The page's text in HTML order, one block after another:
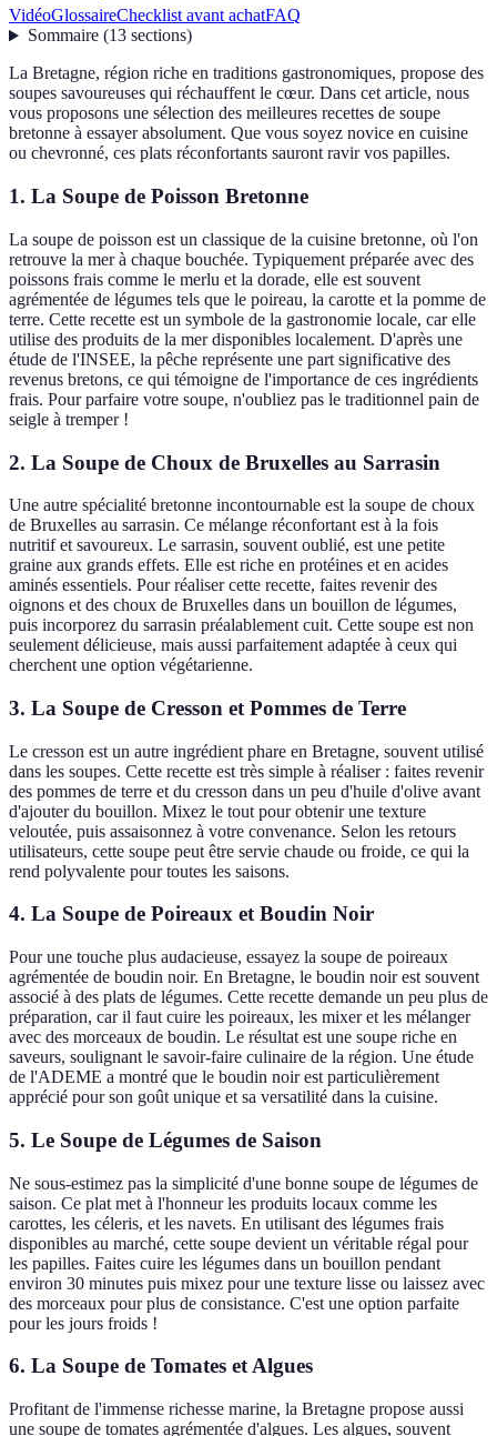
VidéoGlossaireChecklist avant achatFAQ
Sommaire(13 sections)
La Bretagne, région riche en traditions gastronomiques, propose des
soupes savoureuses qui réchauffent le cœur. Dans cet article, nous
vous proposons une sélection des meilleures recettes de soupe
bretonne à essayer absolument. Que vous soyez novice en cuisine
ou chevronné, ces plats réconfortants sauront ravir vos papilles.
1. La Soupe de Poisson Bretonne
La soupe de poisson est un classique de la cuisine bretonne, où l'on
retrouve la mer à chaque bouchée. Typiquement préparée avec des
poissons frais comme le merlu et la dorade, elle est souvent
agrémentée de légumes tels que le poireau, la carotte et la pomme de
terre. Cette recette est un symbole de la gastronomie locale, car elle
utilise des produits de la mer disponibles localement. D'après une
étude de l'INSEE, la pêche représente une part significative des
revenus bretons, ce qui témoigne de l'importance de ces ingrédients
frais. Pour parfaire votre soupe, n'oubliez pas le traditionnel pain de
seigle à tremper !
2. La Soupe de Choux de Bruxelles au Sarrasin
Une autre spécialité bretonne incontournable est la soupe de choux
de Bruxelles au sarrasin. Ce mélange réconfortant est à la fois
nutritif et savoureux. Le sarrasin, souvent oublié, est une petite
graine aux grands effets. Elle est riche en protéines et en acides
aminés essentiels. Pour réaliser cette recette, faites revenir des
oignons et des choux de Bruxelles dans un bouillon de légumes,
puis incorporez du sarrasin préalablement cuit. Cette soupe est non
seulement délicieuse, mais aussi parfaitement adaptée à ceux qui
cherchent une option végétarienne.
3. La Soupe de Cresson et Pommes de Terre
Le cresson est un autre ingrédient phare en Bretagne, souvent utilisé
dans les soupes. Cette recette est très simple à réaliser : faites revenir
des pommes de terre et du cresson dans un peu d'huile d'olive avant
d'ajouter du bouillon. Mixez le tout pour obtenir une texture
veloutée, puis assaisonnez à votre convenance. Selon les retours
utilisateurs, cette soupe peut être servie chaude ou froide, ce qui la
rend polyvalente pour toutes les saisons.
4. La Soupe de Poireaux et Boudin Noir
Pour une touche plus audacieuse, essayez la soupe de poireaux
agrémentée de boudin noir. En Bretagne, le boudin noir est souvent
associé à des plats de légumes. Cette recette demande un peu plus de
préparation, car il faut cuire les poireaux, les mixer et les mélanger
avec des morceaux de boudin. Le résultat est une soupe riche en
saveurs, soulignant le savoir-faire culinaire de la région. Une étude
de l'ADEME a montré que le boudin noir est particulièrement
apprécié pour son goût unique et sa versatilité dans la cuisine.
5. Le Soupe de Légumes de Saison
Ne sous-estimez pas la simplicité d'une bonne soupe de légumes de
saison. Ce plat met à l'honneur les produits locaux comme les
carottes, les céleris, et les navets. En utilisant des légumes frais
disponibles au marché, cette soupe devient un véritable régal pour
les papilles. Faites cuire les légumes dans un bouillon pendant
environ 30 minutes puis mixez pour une texture lisse ou laissez avec
des morceaux pour plus de consistance. C'est une option parfaite
pour les jours froids !
6. La Soupe de Tomates et Algues
Profitant de l'immense richesse marine, la Bretagne propose aussi
une soupe de tomates agrémentée d'algues. Les algues, souvent